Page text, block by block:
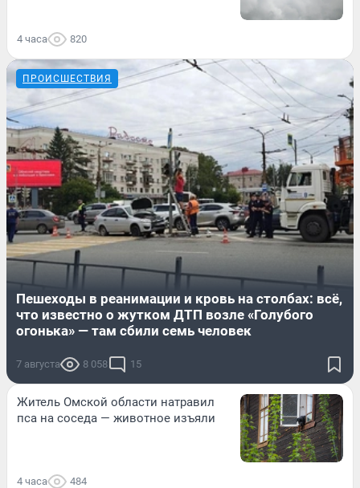
4 часа 820
ПРОИСШЕСТВИЯ
Пешеходы в реанимации и кровь на столбах: всё,
что известно о жутком ДТП возле «Голубого
огонька» — там сбили семь человек
7 августа 8 058 15
Житель Омской области натравил
пса на соседа — животное изъяли
4 часа 484